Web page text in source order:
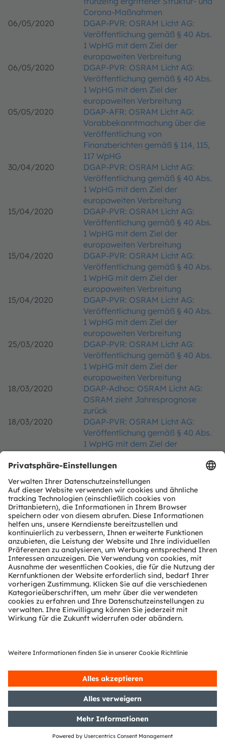
Corona-Maßnahmen
06/05/2020
DGAP-PVR: OSRAM Licht AG:
Veröffentlichung gemäß § 40 Abs.
1 WpHG mit dem Ziel der
europaweiten Verbreitung
06/05/2020
DGAP-PVR: OSRAM Licht AG:
Veröffentlichung gemäß § 40 Abs.
1 WpHG mit dem Ziel der
europaweiten Verbreitung
05/05/2020
DGAP-AFR: OSRAM Licht AG:
Vorabbekanntmachung über die
Veröffentlichung von
Finanzberichten gemäß § 114, 115,
117 WpHG
30/04/2020
DGAP-PVR: OSRAM Licht AG:
Veröffentlichung gemäß § 40 Abs.
1 WpHG mit dem Ziel der
europaweiten Verbreitung
15/04/2020
DGAP-PVR: OSRAM Licht AG:
Veröffentlichung gemäß § 40 Abs.
1 WpHG mit dem Ziel der
europaweiten Verbreitung
15/04/2020
DGAP-PVR: OSRAM Licht AG:
Veröffentlichung gemäß § 40 Abs.
1 WpHG mit dem Ziel der
europaweiten Verbreitung
15/04/2020
DGAP-PVR: OSRAM Licht AG:
Veröffentlichung gemäß § 40 Abs.
1 WpHG mit dem Ziel der
europaweiten Verbreitung
25/03/2020
DGAP-PVR: OSRAM Licht AG:
Veröffentlichung gemäß § 40 Abs.
1 WpHG mit dem Ziel der
europaweiten Verbreitung
18/03/2020
DGAP-Adhoc: OSRAM Licht AG:
OSRAM zieht Jahresprognose
zurück
18/03/2020
DGAP-PVR: OSRAM Licht AG:
Veröffentlichung gemäß § 40 Abs.
1 WpHG mit dem Ziel der
18/03/2020
DGAP-PVR: OSRAM Licht AG:
Veröffentlichung gemäß § 40 Abs.
1 WpHG mit dem Ziel der
europaweiten Verbreitung
16/03/2020
DGAP-PVR: OSRAM Licht AG:
Veröffentlichung gemäß § 40 Abs.
1 WpHG mit dem Ziel der
europaweiten Verbreitung
16/03/2020
DGAP-PVR: OSRAM Licht AG:
Veröffentlichung gemäß § 40 Abs.
1 WpHG mit dem Ziel der
europaweiten Verbreitung
12/03/2020
DGAP-PVR: OSRAM Licht AG:
Veröffentlichung gemäß § 40 Abs.
1 WpHG mit dem Ziel der
Veröffentlichung gemäß § 40 Abs.
europaweiten Verbreitung
28/02/2020
DGAP-PVR: OSRAM Licht AG:
Veröffentlichung gemäß § 40 Abs.
1 WpHG mit dem Ziel der
europaweiten Verbreitung